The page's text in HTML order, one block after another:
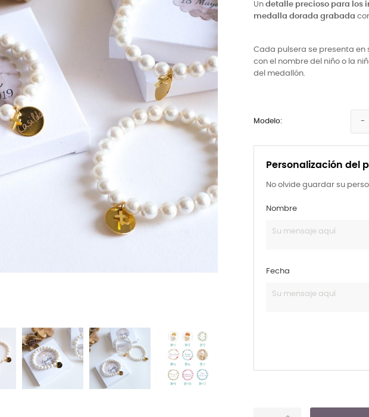
Un detalle precioso para los
medalla dorada grabada
Cada pulsera se presenta en
con el nombre del niño o la
del medallón.
Personalización del
No olvide guardar su
Nombre
Fecha
Modelo: